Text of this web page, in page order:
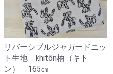
リバーシブルジャガードニッ
ト生地 khitōn柄（キト
ン） 165㎝